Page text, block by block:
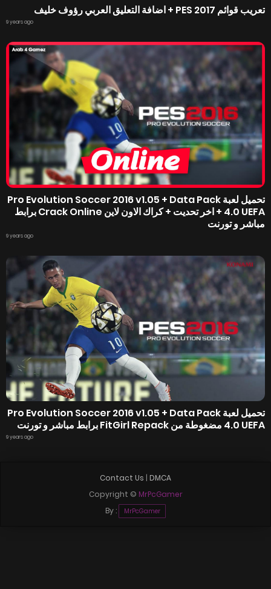
تعريب قوائم PES 2017 + اضافة التعليق العربي رؤوف خليف
9 years ago
تحميل لعبة Pro Evolution Soccer 2016 v1.05 + Data Pack
4.0 UEFA + اخر تحديت + كراك الاون لاين Crack Online برابط
مباشر و تورنت
9 years ago
تحميل لعبة Pro Evolution Soccer 2016 v1.05 + Data Pack
4.0 UEFA مضغوطة من FitGirl Repack برابط مباشر و تورنت
9 years ago
Contact Us | DMCA
Copyright © MrPcGamer
By :
MrPcGamer